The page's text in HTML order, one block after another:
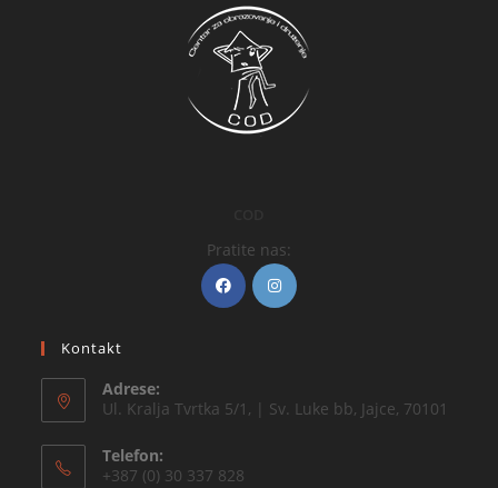
Pratite nas:
Kontakt
Adrese:
Ul. Kralja Tvrtka 5/1, | Sv. Luke bb, Jajce, 70101
Telefon:
+387 (0) 30 337 828